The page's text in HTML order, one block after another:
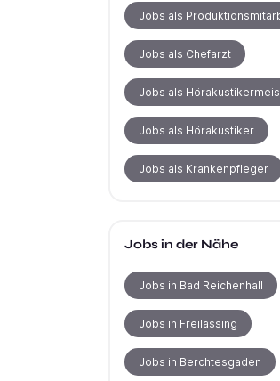
Jobs als
Jobs als Chefarzt
Jobs als
Jobs als Hörakustiker
Jobs als Krankenpfleger
Jobs in der Nähe
Jobs in Bad Reichenhall
Jobs in Freilassing
Jobs in Berchtesgaden